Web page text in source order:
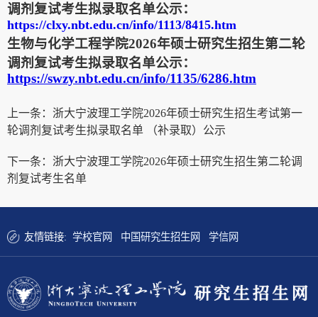
调剂复试考生拟录取名单公示：
https://clxy.nbt.edu.cn/info/1113/8415.htm
生物与化学工程学院2026年硕士研究生招生第二轮
调剂复试考生拟录取名单公示：
https://swzy.nbt.edu.cn/info/1135/6286.htm
上一条： 浙大宁波理工学院2026年硕士研究生招生考试第一
轮调剂复试考生拟录取名单 （补录取）公示
下一条： 浙大宁波理工学院2026年硕士研究生招生第二轮调
剂复试考生名单
友情链接: 学校官网 中国研究生招生网 学信网